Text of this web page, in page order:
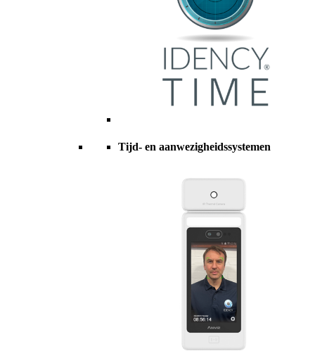
Tijd- en aanwezigheidssystemen